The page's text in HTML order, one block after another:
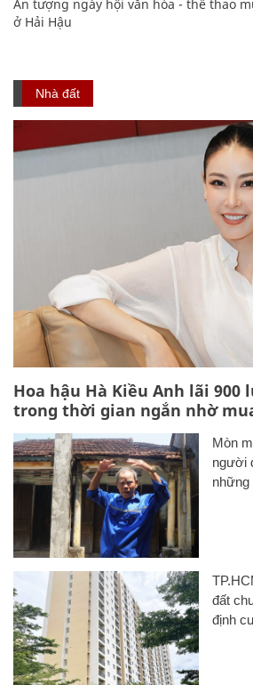
Ấn tượng ngày hội văn hóa - thể thao
ở Hải Hậu
Nhà đất
Hoa hậu Hà Kiều Anh lãi 900
trong thời gian ngắn nhờ
Mòn
người
những
đất
định